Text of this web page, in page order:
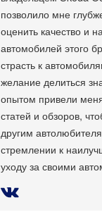
позволило мне
оценить качество и
автомобилей этого
страсть к
желание делиться
опытом привели
статей и обзоров,
другим
стремлении к
уходу за своими